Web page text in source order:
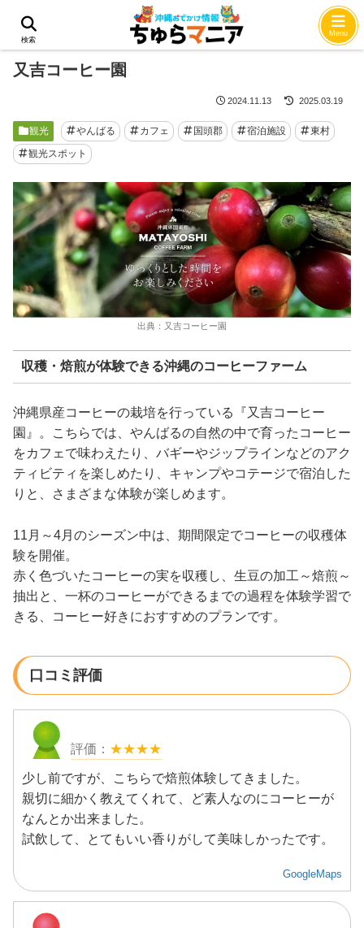
観光
又吉コーヒー園
2024.11.13 2025.03.19
観光 やんばる カフェ 国頭郡 宿泊施設
東村
観光スポット
出典：又吉コーヒー園
収穫・焙煎が体験できる沖縄のコーヒーファーム
沖縄県産コーヒーの栽培を行っている『又吉コーヒー
園』。こちらでは、やんばるの自然の中で育ったコーヒー
をカフェで味わえたり、バギーやジップラインなどのアク
ティビティを楽しめたり、キャンプやコテージで宿泊した
りと、さまざまな体験が楽しめます。
11月～4月のシーズン中は、期間限定でコーヒーの収穫体
験を開催。
赤く色づいたコーヒーの実を収穫し、生豆の加工～焙煎～
抽出と、一杯のコーヒーができるまでの過程を体験学習で
きる、コーヒー好きにおすすめのプランです。
口コミ評価
★★★★
少し前ですが、こちらで焙煎体験してきました。
親切に細かく教えてくれて、ど素人なのにコーヒーが
なんとか出来ました。
試飲して、とてもいい香りがして美味しかったです。
GoogleMaps
検索
Menu